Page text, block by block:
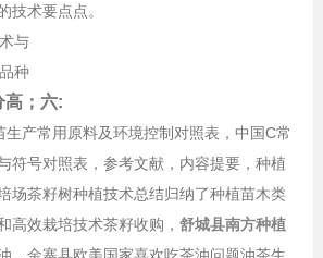
技术要点点。
；六:
产常用原料及环境控制对照表，中国C常
符号对照表，参考文献，内容提要，种植
场茶籽树种植技术总结归纳了种植苗木类
高效栽培技术茶籽收购， 舒城县南方种植
，金寨县欧美国家喜欢吃茶油问题油茶生